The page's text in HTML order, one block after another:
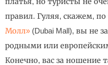
правил. Гуляя, скажем, по
Молл» (Dubai Mall), вы не
родными или
Конечно, вас за ношение